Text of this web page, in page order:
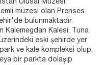
Ulusal Müzesi,
müzesi olan Prenses
bulunmaktadır.
Kalemegdan Kalesi, Tuna
eski şehirde yer
ve kale kompleksi olup,
bir parkta dolaşıp